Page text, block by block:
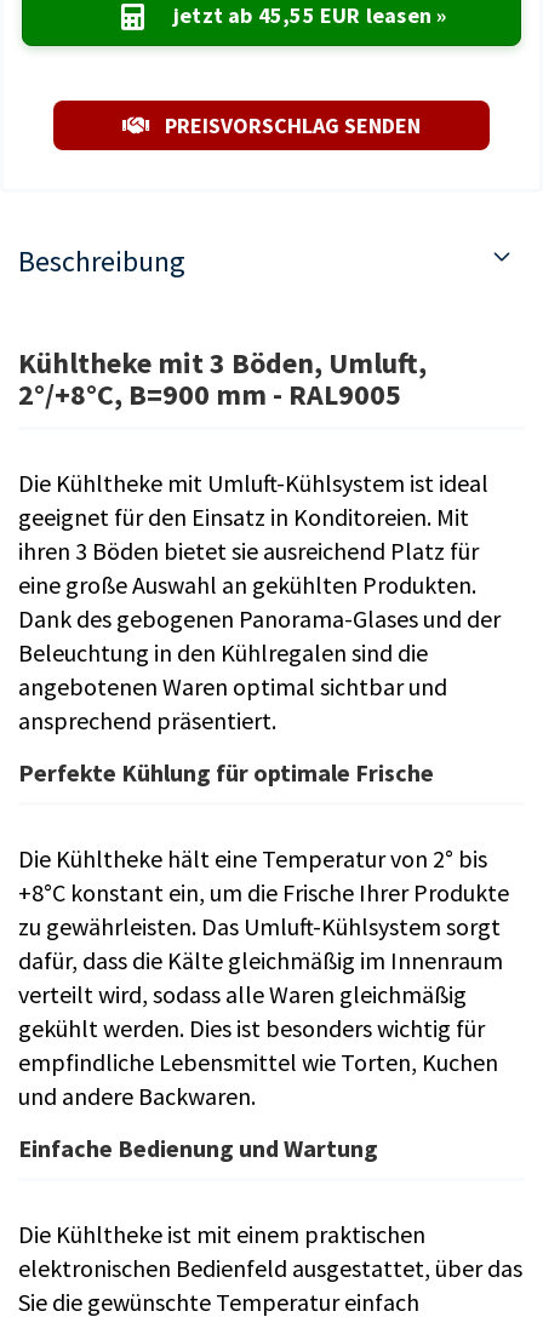
jetzt ab 45,55 EUR leasen »
PREISVORSCHLAG SENDEN
Beschreibung
Kühltheke mit 3 Böden, Umluft,
2°/+8°C, B=900 mm - RAL9005
Die Kühltheke mit Umluft-Kühlsystem ist ideal
geeignet für den Einsatz in Konditoreien. Mit
ihren 3 Böden bietet sie ausreichend Platz für
eine große Auswahl an gekühlten Produkten.
Dank des gebogenen Panorama-Glases und der
Beleuchtung in den Kühlregalen sind die
angebotenen Waren optimal sichtbar und
ansprechend präsentiert.
Perfekte Kühlung für optimale Frische
Die Kühltheke hält eine Temperatur von 2° bis
+8°C konstant ein, um die Frische Ihrer Produkte
zu gewährleisten. Das Umluft-Kühlsystem sorgt
dafür, dass die Kälte gleichmäßig im Innenraum
verteilt wird, sodass alle Waren gleichmäßig
gekühlt werden. Dies ist besonders wichtig für
empfindliche Lebensmittel wie Torten, Kuchen
und andere Backwaren.
Einfache Bedienung und Wartung
Die Kühltheke ist mit einem praktischen
elektronischen Bedienfeld ausgestattet, über das
Sie die gewünschte Temperatur einfach